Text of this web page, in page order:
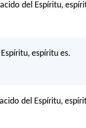
del Espíritu,
espíritu es.
del Espíritu,